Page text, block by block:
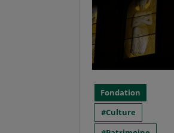
Fondation
Culture